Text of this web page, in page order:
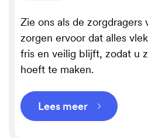
Zie ons als de
zorgen ervoor dat alles
fris en veilig blijft, zodat u
hoeft te maken.
Lees meer ⌵